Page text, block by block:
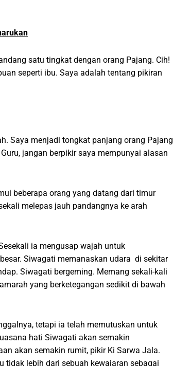
satu tingkat dengan orang Pajang. Cih!
seperti ibu. Saya adalah tentang pikiran
Saya menjadi tongkat panjang orang Pajang
jangan berpikir saya mempunyai alasan
beberapa orang yang datang dari timur
melepas jauh pandangnya ke arah
ia mengusap wajah untuk
Siwagati memanaskan udara di sekitar
Siwagati bergeming. Memang sekali-kali
yang berketegangan sedikit di bawah
tetapi ia telah memutuskan untuk
hati Siwagati akan semakin
akan semakin rumit, pikir Ki Sarwa Jala.
tidak lebih dari sebuah kewajaran sebagai